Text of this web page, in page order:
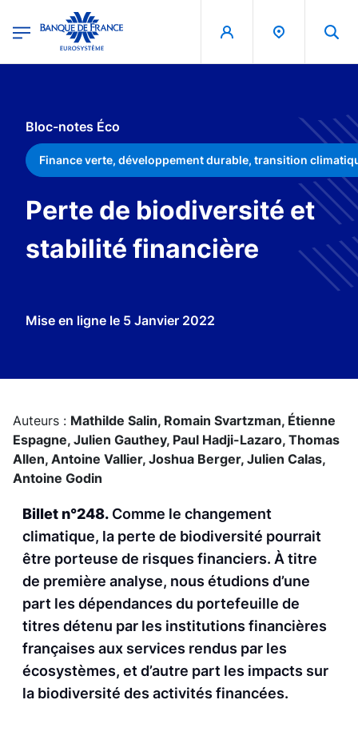
Banque de France - Menu Principal
Bloc-notes Éco
Finance verte, développement durable, transition
Perte de biodiversité et
stabilité financière
Mise en ligne le 5 Janvier 2022
Auteurs : Mathilde Salin, Romain Svartzman, Étienne
Espagne, Julien Gauthey, Paul Hadji-Lazaro, Thomas
Allen, Antoine Vallier, Joshua Berger, Julien Calas,
Antoine Godin
Billet n°248. Comme le changement
climatique, la perte de biodiversité pourrait
être porteuse de risques financiers. À titre
de première analyse, nous étudions d’une
part les dépendances du portefeuille de
titres détenu par les institutions financières
françaises aux services rendus par les
écosystèmes, et d’autre part les impacts sur
la biodiversité des activités financées.